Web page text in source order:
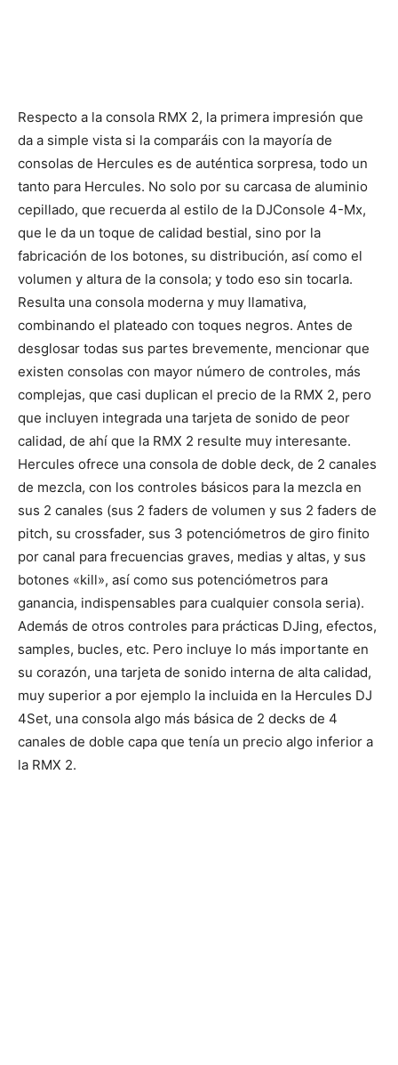
Respecto a la consola RMX 2, la primera impresión que
da a simple vista si la comparáis con la mayoría de
consolas de Hercules es de auténtica sorpresa, todo un
tanto para Hercules. No solo por su carcasa de aluminio
cepillado, que recuerda al estilo de la DJConsole 4-Mx,
que le da un toque de calidad bestial, sino por la
fabricación de los botones, su distribución, así como el
volumen y altura de la consola; y todo eso sin tocarla.
Resulta una consola moderna y muy llamativa,
combinando el plateado con toques negros. Antes de
desglosar todas sus partes brevemente, mencionar que
existen consolas con mayor número de controles, más
complejas, que casi duplican el precio de la RMX 2, pero
que incluyen integrada una tarjeta de sonido de peor
calidad, de ahí que la RMX 2 resulte muy interesante.
Hercules ofrece una consola de doble deck, de 2 canales
de mezcla, con los controles básicos para la mezcla en
sus 2 canales (sus 2 faders de volumen y sus 2 faders de
pitch, su crossfader, sus 3 potenciómetros de giro finito
por canal para frecuencias graves, medias y altas, y sus
botones «kill», así como sus potenciómetros para
ganancia, indispensables para cualquier consola seria).
Además de otros controles para prácticas DJing, efectos,
samples, bucles, etc. Pero incluye lo más importante en
su corazón, una tarjeta de sonido interna de alta calidad,
muy superior a por ejemplo la incluida en la Hercules DJ
4Set, una consola algo más básica de 2 decks de 4
canales de doble capa que tenía un precio algo inferior a
la RMX 2.